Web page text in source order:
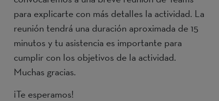
para explicarte con más detalles la actividad. La
reunión tendrá una duración aproximada de 15
minutos y tu asistencia es importante para
cumplir con los objetivos de la actividad.
Muchas gracias.
¡Te esperamos!